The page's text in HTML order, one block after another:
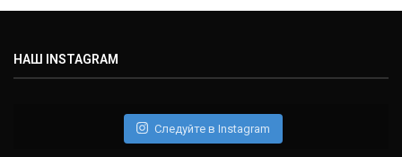
НАШ INSTAGRAM
Следуйте в Instagram